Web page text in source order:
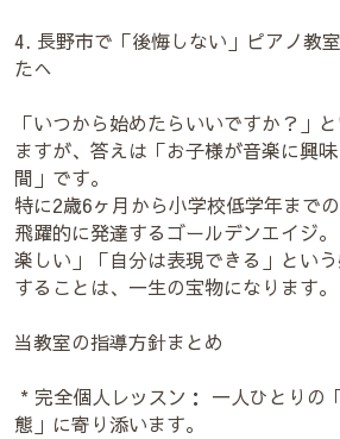
4. 長野市で「後悔しない」ピアノ教
たへ
「いつから始めたらいいですか？」
ますが、答えは「お子様が音楽に興
間」です。
特に2歳6ヶ月から小学校低学年まで
飛躍的に発達するゴールデンエイジ
楽しい」「自分は表現できる」とい
することは、一生の宝物になります。
当教室の指導方針まとめ
* 完全個人レッスン： 一人ひとりの
態」に寄り添います。